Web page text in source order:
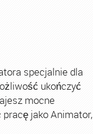
specjalnie dla
ukończyć
mocne
jako Animator,